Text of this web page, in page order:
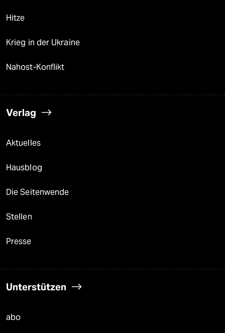
Hitze
Krieg in der Ukraine
Nahost-Konflikt
Verlag
Aktuelles
Hausblog
Die Seitenwende
Stellen
Presse
Unterstützen
abo